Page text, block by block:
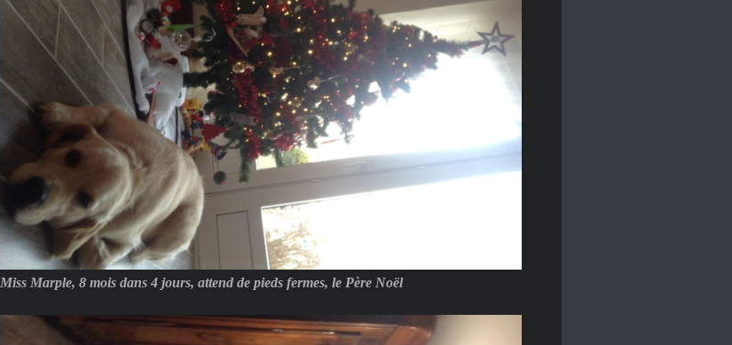
Miss Marple, 8 mois dans 4 jours, attend de pieds fermes, le Père Noël